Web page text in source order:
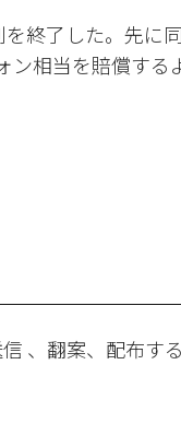
終了した。先に
相当を賠償する
、翻案、配布す